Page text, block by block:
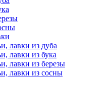
лавки из дуба
лавки из бука
лавки из березы
лавки из сосны